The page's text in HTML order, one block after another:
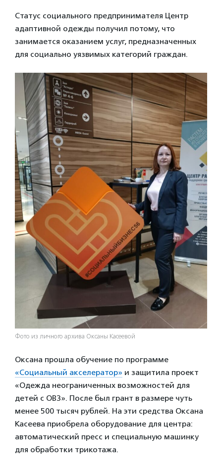
Статус социального предпринимателя Центр
адаптивной одежды получил потому, что
занимается оказанием услуг, предназначенных
для социально уязвимых категорий граждан.
Фото из личного архива Оксаны Касеевой
Оксана прошла обучение по программе
«Социальный акселератор» и защитила проект
«Одежда неограниченных возможностей для
детей с ОВЗ». После был грант в размере чуть
менее 500 тысяч рублей. На эти средства Оксана
Касеева приобрела оборудование для центра:
автоматический пресс и специальную машинку
для обработки трикотажа.